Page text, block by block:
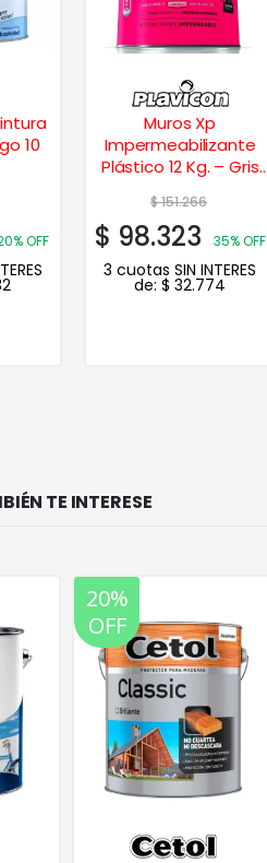
10
OFF
Muros Xp
Impermeabilizante
Plástico 12 Kg. – Gris
$151.266
$ 98.323 35% OFF
3 cuotas SIN INTERES
de:$ 32.774
TE INTERESE
20%
OFF